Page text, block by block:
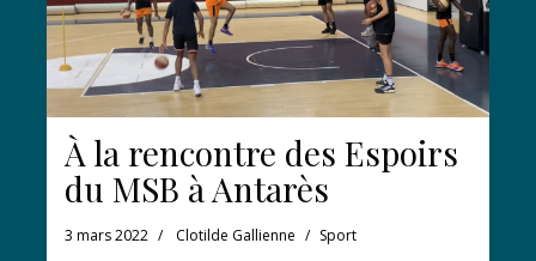
À la rencontre des Espoirs
du MSB à Antarès
3 mars 2022 Clotilde Gallienne Sport